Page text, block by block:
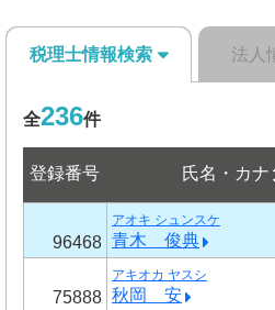
税理士情報検索 法人
全236件
登録番号 氏名・カナ
96468
アオキ シュンスケ
青木 俊典
75888
アキオカ ヤスシ
秋岡 安